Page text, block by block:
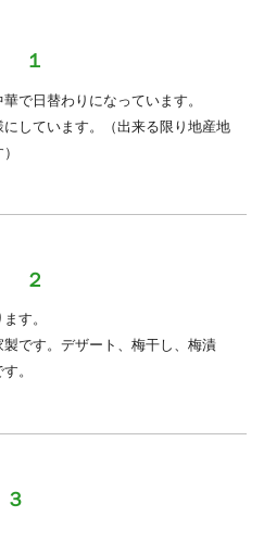
１
で日替わりになっています。
しています。（出来る限り地産地
２
す。
です。デザート、梅干し、梅漬
。